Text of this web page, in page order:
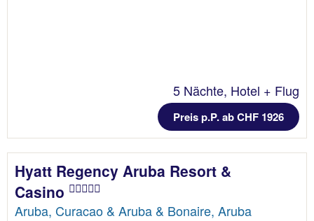
5 Nächte, Hotel + Flug
Preis p.P. ab CHF 1926
Hyatt Regency Aruba Resort &
Casino
Aruba, Curacao & Aruba & Bonaire, Aruba